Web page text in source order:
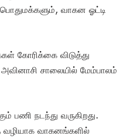
வாகன ஓட்டி
கோரிக்கை விடுத்து
சாலையில் மேம்பாலம்
பணி நடந்து வருகிறது.
வழியாக வாகனங்களில்